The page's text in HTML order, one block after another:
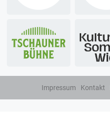
Impressum Kontakt